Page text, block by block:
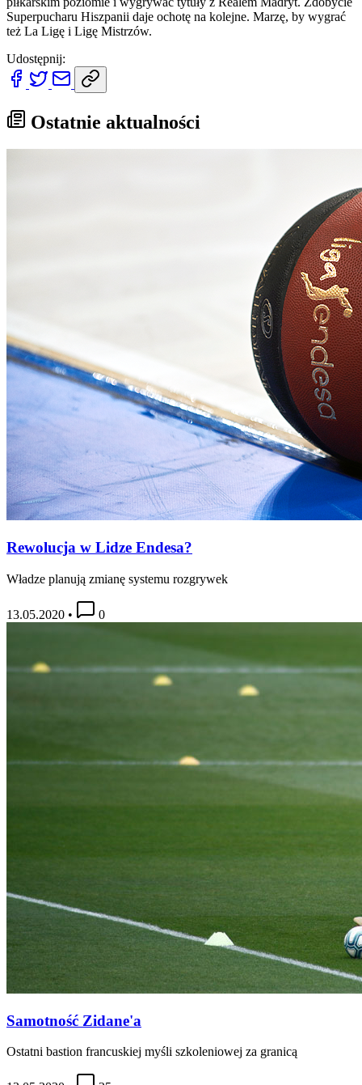
Superpucharu Hiszpanii daje ochotę na kolejne. Marzę, by wygrać
też La Ligę i Ligę Mistrzów.
Udostępnij:
Ostatnie aktualności
Rewolucja w Lidze Endesa?
Władze planują zmianę systemu rozgrywek
13.05.2020 • 0
Samotność Zidane'a
Ostatni bastion francuskiej myśli szkoleniowej za granicą